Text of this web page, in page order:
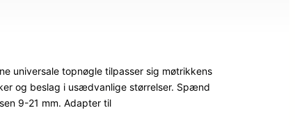
universale topnøgle tilpasser sig møtrikkens
og beslag i usædvanlige størrelser. Spænd
9-21 mm. Adapter til